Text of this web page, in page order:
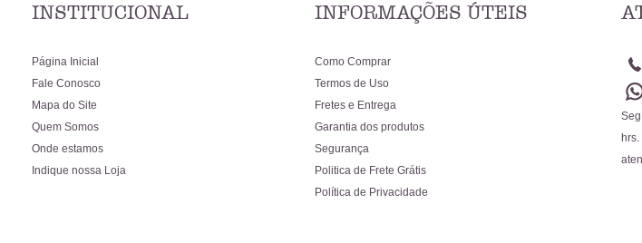
INSTITUCIONAL
Página Inicial
Fale Conosco
Mapa do Site
Quem Somos
Onde estamos
Indique nossa Loja
INFORMAÇÕES ÚTEIS
Como Comprar
Termos de Uso
Fretes e Entrega
Garantia dos produtos
Segurança
Politica de Frete Grátis
Política de Privacidade
hrs.